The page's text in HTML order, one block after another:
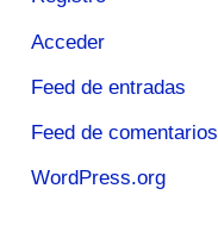
Acceder
Feed de entradas
Feed de comentarios
WordPress.org